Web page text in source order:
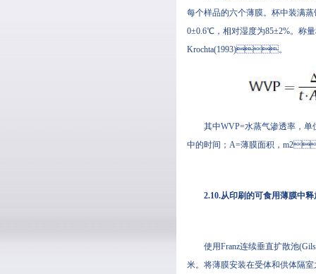
每个样品的六个薄膜。杯中装满蒸
0±0.6℃，相对湿度为85±2%
Krochta(1993)。
其中WVP=水蒸气渗透率
中的时间；A=薄膜面积，
2.10.从印刷的可食用薄膜中
使用Franz连续垂直扩散池
米。将薄膜安装在受体和供体隔